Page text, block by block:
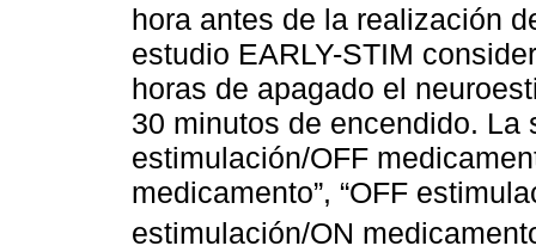
hora antes de la realización
estudio EARLY-STIM
horas de apagado el
30 minutos de encendido. La
estimulación/OFF
medicamento”, “OFF
estimulación/ON